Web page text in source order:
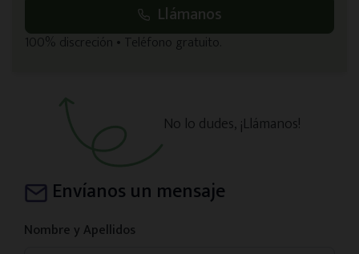
Llámanos
100% discreción • Teléfono gratuito.
No lo dudes, ¡Llámanos!
Envíanos un mensaje
Nombre y Apellidos